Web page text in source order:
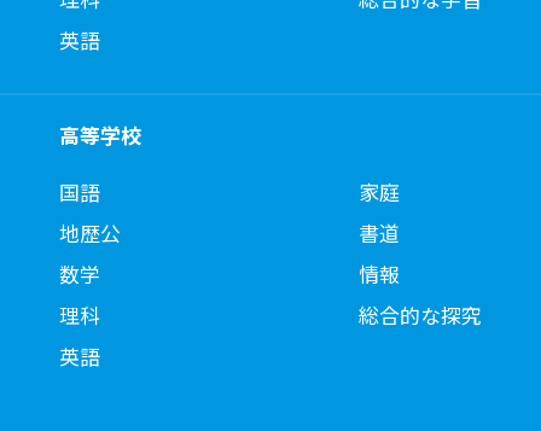
英語
高等学校
国語
地歴公
数学
理科
英語
家庭
書道
情報
総合的な探究